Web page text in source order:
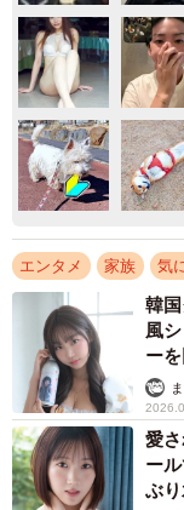
エンタメ 家族 気
韓
風
ー
愛
ー
ぶ